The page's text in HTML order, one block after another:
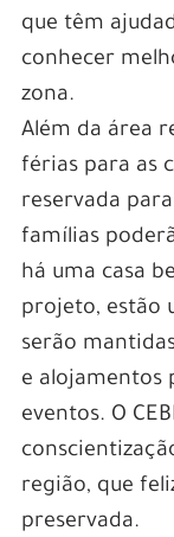
que têm
conhecer
zona.
Além da área
férias para as
reservada
famílias
há uma casa
projeto, estão
serão
e alojamentos
eventos. O
região, que
preservada.